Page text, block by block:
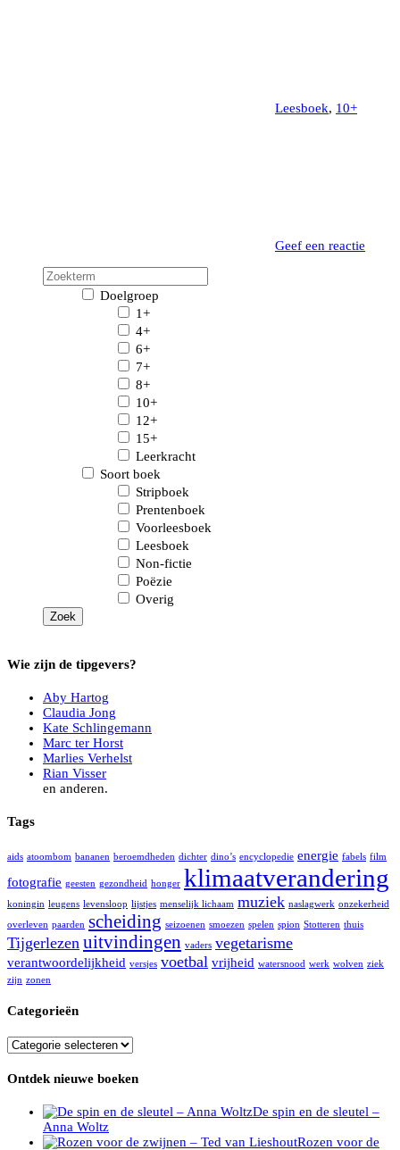
Leesboek, 10+
Geef een reactie
Doelgroep
1+
4+
6+
7+
8+
10+
12+
15+
Leerkracht
Soort boek
Stripboek
Prentenboek
Voorleesboek
Leesboek
Non-fictie
Poëzie
Overig
Wie zijn de tipgevers?
Aby Hartog
Claudia Jong
Kate Schlingemann
Marc ter Horst
Marlies Verhelst
Rian Visser
en anderen.
Tags
aids atoombom bananen beroemdheden dichter dino’s encyclopedie energie fabels film
fotografie geesten gezondheid honger klimaatverandering
koningin leugens levensloop lijstjes menselijk lichaam muziek naslagwerk onzekerheid
overleven paarden scheiding seizoenen smoezen spelen spion Stotteren thuis
Tijgerlezen uitvindingen vaders vegetarisme
verantwoordelijkheid versjes voetbal vrijheid watersnood werk wolven ziek
zijn zonen
Categorieën
Categorieën
Ontdek nieuwe boeken
De spin en de sleutel –
Anna Woltz
Rozen voor de